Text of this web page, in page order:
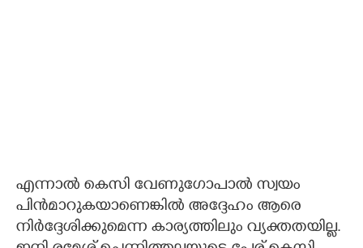
എന്നാൽ കെസി വേണുഗോപാൽ സ്വയം
പിൻമാറുകയാണെങ്കിൽ അദ്ദേഹം ആരെ
നിർദ്ദേശിക്കുമെന്ന കാര്യത്തിലും വ്യക്തതയില്ല.